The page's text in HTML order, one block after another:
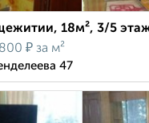
18м², 3/5
₽ за м²
47